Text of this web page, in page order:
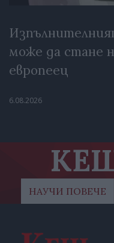
може да стане
европеец
6.08.2026
НАУЧИ ПОВЕЧЕ